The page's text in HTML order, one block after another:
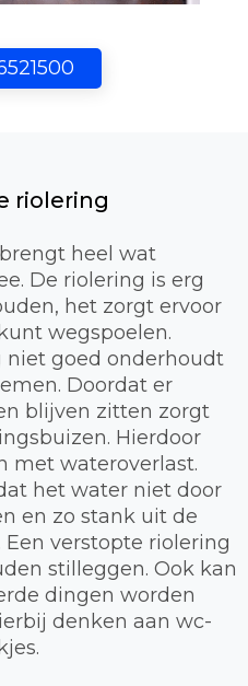
riolering
heel wat
De riolering is erg
het zorgt ervoor
wegspoelen.
niet goed onderhoudt
Doordat er
blijven zitten zorgt
Hierdoor
met wateroverlast.
het water niet door
en zo stank uit de
verstopte riolering
stilleggen. Ook kan
dingen worden
denken aan wc-